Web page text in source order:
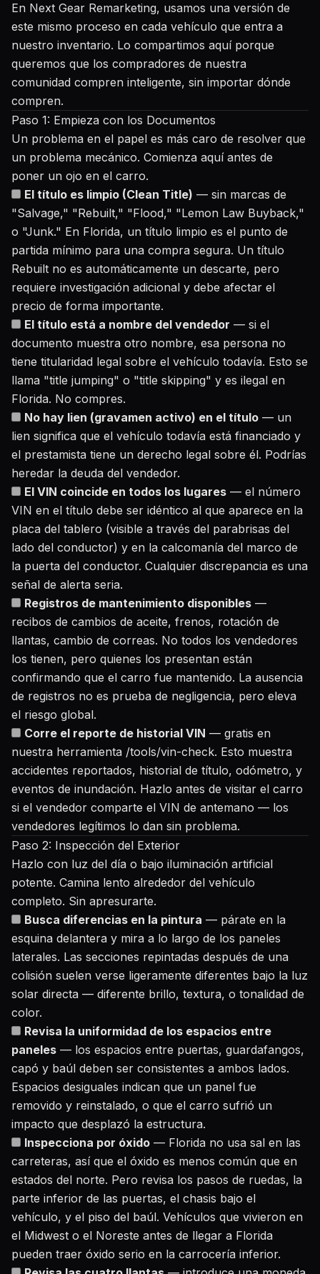
En Next Gear Remarketing, usamos una versión de
este mismo proceso en cada vehículo que entra a
nuestro inventario. Lo compartimos aquí porque
queremos que los compradores de nuestra
comunidad compren inteligente, sin importar dónde
compren.
Paso 1: Empieza con los Documentos
Un problema en el papel es más caro de resolver que
un problema mecánico. Comienza aquí antes de
poner un ojo en el carro.
El título es limpio (Clean Title) — sin marcas de
"Salvage," "Rebuilt," "Flood," "Lemon Law Buyback,"
o "Junk." En Florida, un título limpio es el punto de
partida mínimo para una compra segura. Un título
Rebuilt no es automáticamente un descarte, pero
requiere investigación adicional y debe afectar el
precio de forma importante.
El título está a nombre del vendedor — si el
documento muestra otro nombre, esa persona no
tiene titularidad legal sobre el vehículo todavía. Esto se
llama "title jumping" o "title skipping" y es ilegal en
Florida. No compres.
No hay lien (gravamen activo) en el título — un
lien significa que el vehículo todavía está financiado y
el prestamista tiene un derecho legal sobre él. Podrías
heredar la deuda del vendedor.
El VIN coincide en todos los lugares — el número
VIN en el título debe ser idéntico al que aparece en la
placa del tablero (visible a través del parabrisas del
lado del conductor) y en la calcomanía del marco de
la puerta del conductor. Cualquier discrepancia es una
señal de alerta seria.
Registros de mantenimiento disponibles —
recibos de cambios de aceite, frenos, rotación de
llantas, cambio de correas. No todos los vendedores
los tienen, pero quienes los presentan están
confirmando que el carro fue mantenido. La ausencia
de registros no es prueba de negligencia, pero eleva
el riesgo global.
Corre el reporte de historial VIN — gratis en
nuestra herramienta /tools/vin-check. Esto muestra
accidentes reportados, historial de título, odómetro, y
eventos de inundación. Hazlo antes de visitar el carro
si el vendedor comparte el VIN de antemano — los
vendedores legítimos lo dan sin problema.
Paso 2: Inspección del Exterior
Hazlo con luz del día o bajo iluminación artificial
potente. Camina lento alrededor del vehículo
completo. Sin apresurarte.
Busca diferencias en la pintura — párate en la
esquina delantera y mira a lo largo de los paneles
laterales. Las secciones repintadas después de una
colisión suelen verse ligeramente diferentes bajo la luz
solar directa — diferente brillo, textura, o tonalidad de
color.
Revisa la uniformidad de los espacios entre
paneles — los espacios entre puertas, guardafangos,
capó y baúl deben ser consistentes a ambos lados.
Espacios desiguales indican que un panel fue
removido y reinstalado, o que el carro sufrió un
impacto que desplazó la estructura.
Inspecciona por óxido — Florida no usa sal en las
carreteras, así que el óxido es menos común que en
estados del norte. Pero revisa los pasos de ruedas, la
parte inferior de las puertas, el chasis bajo el
vehículo, y el piso del baúl. Vehículos que vivieron en
el Midwest o el Noreste antes de llegar a Florida
pueden traer óxido serio en la carrocería inferior.